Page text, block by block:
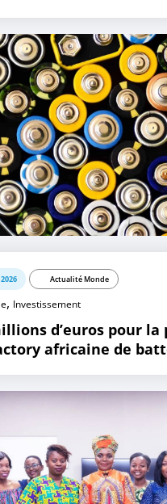
Actualité Monde
, Investissement
d’euros pour
africaine de